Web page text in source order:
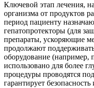
Ключевой этап лечения,
организма от продуктов
период пациенту
гепатопротекторы (для
препараты, ускоряющие
продолжают
оборудование (например,
использовано для более
процедуры проводятся
гарантирует